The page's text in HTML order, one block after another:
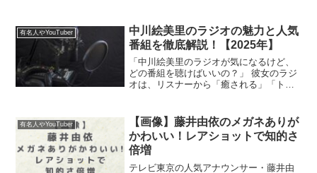
しょうか。優勝できない理由を徹底調査
し、同期芸人に...
有名人やYouTuber
中川絵美里のラジオの魅力と人気
番組を徹底解説！【2025年】
「中川絵美里のラジオが気になるけど、
どの番組を聴けばいいの？」 彼女のラジ
オは、リスナーから「癒される」「トー
は、中川絵美里のラジオ番組の魅力やお
すすめ回を詳しく紹介！...
有名人やYouTuber
【画像】藤井由依のメガネありが
かわいい！レアショットで知的さ
倍増
テレビ東京の人気アナウンサー・藤井由